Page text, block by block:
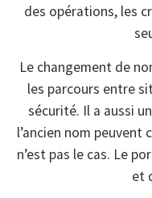
des opérations, les
Le changement de
les parcours entre
sécurité. Il a aussi
l’ancien nom peuvent
n’est pas le cas. Le
et